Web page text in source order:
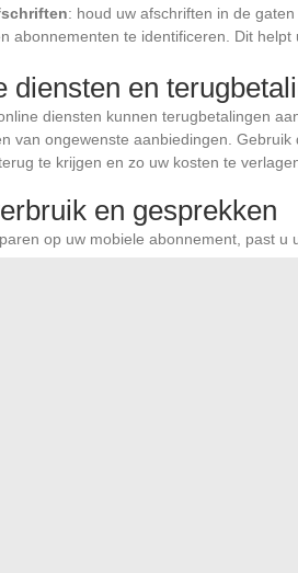
: houd uw afschriften in de
abonnementen te identificeren. Dit
diensten en
diensten kunnen terugbetalingen
van ongewenste aanbiedingen.
te krijgen en zo uw kosten te
en gesprekken
op uw mobiele abonnement, past u